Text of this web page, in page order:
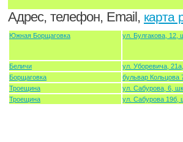
Адрес, телефон, Email, карта
Южная Борщаговка ул. Булгакова, 12,
Беличи
ул. Уборевича,
Борщаговка бульвар Кольцова
Троещина ул. Сабурова, 6,
Троещина ул. Сабурова 19б,